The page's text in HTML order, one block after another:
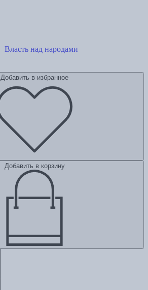
Власть над народами
Добавить в избранное
Добавить в корзину